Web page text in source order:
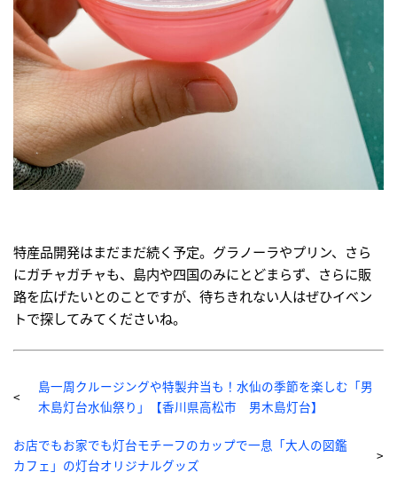
特産品開発はまだまだ続く予定。グラノーラやプリン、さら
にガチャガチャも、島内や四国のみにとどまらず、さらに販
路を広げたいとのことですが、待ちきれない人はぜひイベン
トで探してみてくださいね。
島一周クルージングや特製弁当も！水仙の季節を楽しむ「男
木島灯台水仙祭り」【香川県高松市 男木島灯台】
お店でもお家でも灯台モチーフのカップで一息「大人の図鑑
カフェ」の灯台オリジナルグッズ